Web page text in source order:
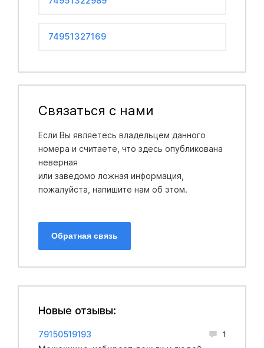
74951327169
Связаться с нами
Если Вы являетесь владельцем данного
номера и считаете, что здесь опубликована
неверная
или заведомо ложная информация,
пожалуйста, напишите нам об этом.
Обратная связь
Новые отзывы:
79150519193 1